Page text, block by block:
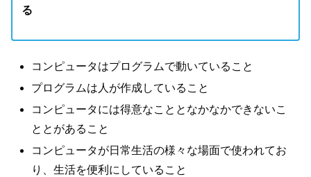
る
コンピュータはプログラムで動いていること
プログラムは人が作成していること
コンピュータには得意なこととなかなかできないこ
ととがあること
コンピュータが日常生活の様々な場面で使われてお
り、生活を便利にしていること